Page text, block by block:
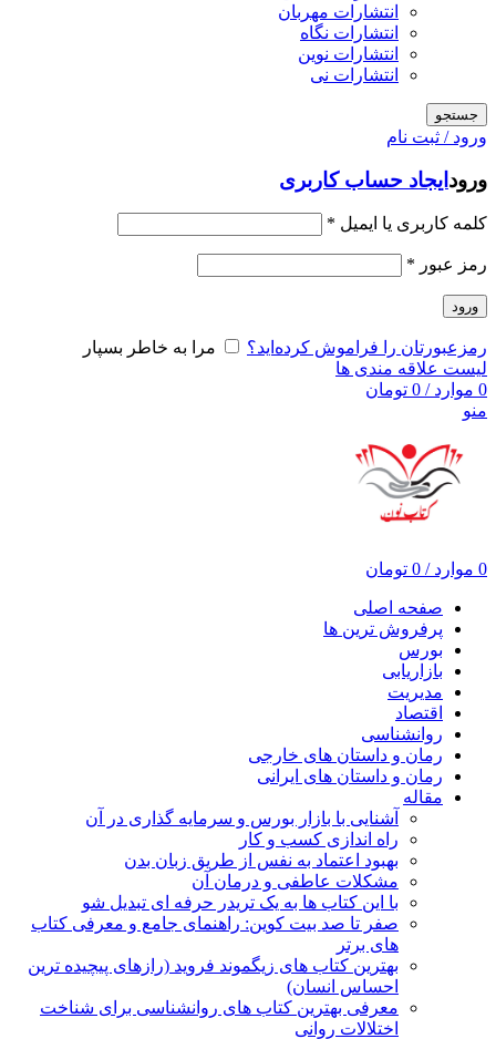
انتشارات مهربان
انتشارات نگاه
انتشارات نوین
انتشارات نی
جستجو
ورود / ثبت نام
ورود ایجاد حساب کاربری
کلمه کاربری یا ایمیل *
رمز عبور *
ورود
رمزعبورتان را فراموش کرده‌اید؟
مرا به خاطر بسپار
لیست علاقه مندی ها
0 موارد /
0 تومان
منو
0 موارد /
0 تومان
صفحه اصلی
پرفروش ترین ها
بورس
بازاریابی
مدیریت
اقتصاد
روانشناسی
رمان و داستان های خارجی
رمان و داستان های ایرانی
مقاله
آشنایی با بازار بورس و سرمایه گذاری در آن
راه اندازی کسب و کار
بهبود اعتماد به نفس از طریق زبان بدن
مشکلات عاطفی و درمان آن
با این کتاب ها به یک تریدر حرفه ای تبدیل شو
صفر تا صد بیت کوین: راهنمای جامع و معرفی کتاب
های برتر
بهترین کتاب های زیگموند فروید (رازهای پیچیده ترین
احساس انسان)
معرفی بهترین کتاب های روانشناسی برای شناخت
اختلالات روانی